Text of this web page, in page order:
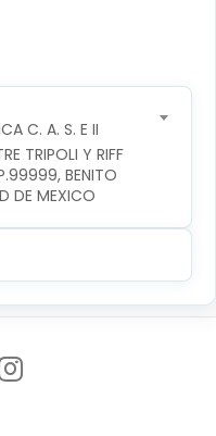
C. A. S. E II
TRIPOLI Y RIFF
BENITO
DE MEXICO